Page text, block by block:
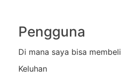
Pengguna
Di mana saya bisa membeli
Keluhan